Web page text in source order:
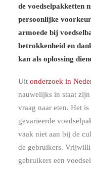
de voedselpakketten
persoonlijke
armoede bij
betrokkenheid en
kan als oplossing
Uit onderzoek in
nauwelijks in staat
vraag naar eten. Het
gevarieerde
vaak niet aan bij de
de gebruikers.
gebruikers een